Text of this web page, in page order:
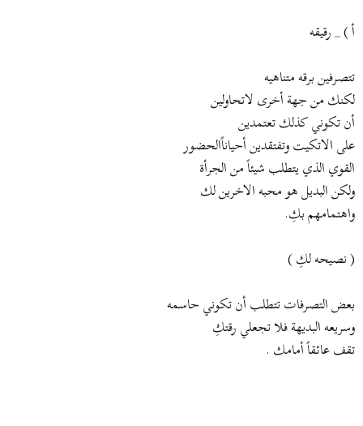
أ ) _ رقيقه
تتصرفين برقه متناهيه
لكنك من جهة أخرى لاتحاولين
أن تكوني كذلك تعتمدين
على الاتكيت وتفتقدين أحياناًالحضور
القوي الذي يتطلب شيئاً من الجرأة
ولكن البديل هو محبه الاخرين لك
واهتمامهم بكِ.
( نصيحه لكِ )
بعض التصرفات تتطلب أن تكوني حاسمه
وسريعه البديهة فلا تجعلي رقتكِ
تقف عائقاً أمامك .